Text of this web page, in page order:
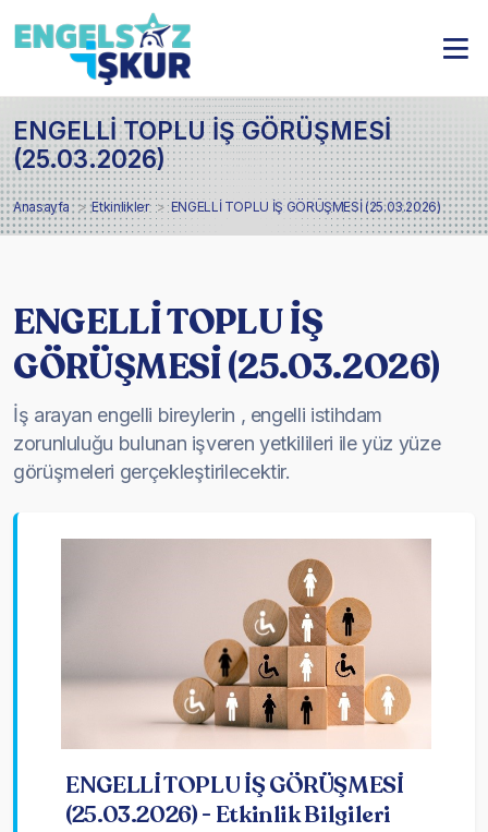
ENGELLİ TOPLU İŞ GÖRÜŞMESİ
(25.03.2026)
Anasayfa Etkinlikler ENGELLİ TOPLU İŞ GÖRÜŞMESİ (25.03.2026)
ENGELLİ TOPLU İŞ
GÖRÜŞMESİ (25.03.2026)
İş arayan engelli bireylerin , engelli istihdam
zorunluluğu bulunan işveren yetkilileri ile yüz yüze
görüşmeleri gerçekleştirilecektir.
ENGELLİ TOPLU İŞ GÖRÜŞMESİ
(25.03.2026) - Etkinlik Bilgileri